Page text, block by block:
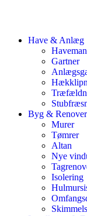
Have & Anlæg
Gartner
Byg &
Murer
Tømrer
Altan
Nye
Isolering